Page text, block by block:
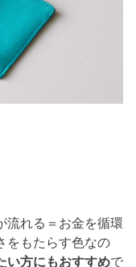
流れる＝お金を循環
をもたらす色なの
い方にもおすすめで